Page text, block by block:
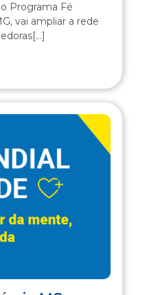
Programa Fé
vai ampliar a rede